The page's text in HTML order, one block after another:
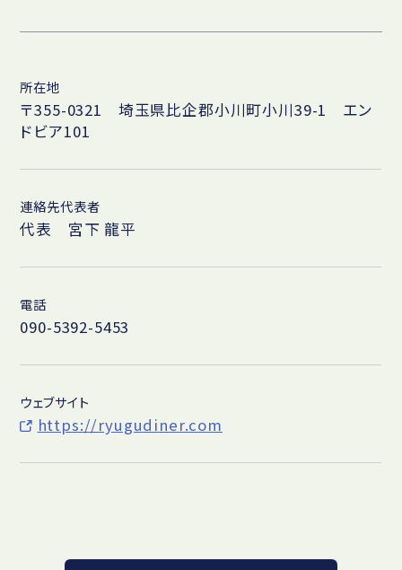
所在地
〒355-0321 埼玉県比企郡小川町小川39-1 エン
ドビア101
連絡先代表者
代表 宮下 龍平
電話
090-5392-5453
ウェブサイト
https://ryugudiner.com